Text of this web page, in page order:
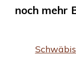
noch mehr